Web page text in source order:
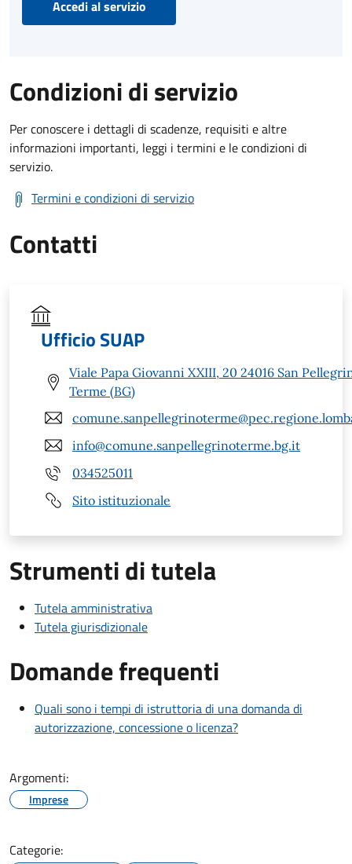
Accedi al servizio
Condizioni di servizio
Per conoscere i dettagli di scadenze, requisiti e altre
informazioni importanti, leggi i termini e le condizioni di
servizio.
Termini e condizioni di servizio
Contatti
Ufficio SUAP
Viale Papa Giovanni XXIII, 20 24016 San
Terme (BG)
info@comune.sanpellegrinoterme.bg.it
034525011
Sito istituzionale
Strumenti di tutela
Tutela amministrativa
Tutela giurisdizionale
Domande frequenti
Quali sono i tempi di istruttoria di una domanda di
autorizzazione, concessione o licenza?
Argomenti:
Imprese
Categorie: